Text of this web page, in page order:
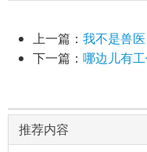
上一篇： 我不是兽医
下一篇： 哪边儿有
推荐内容